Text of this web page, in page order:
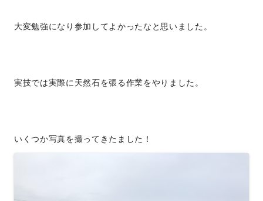
大変勉強になり参加してよかったなと思いました。
実技では実際に天然石を張る作業をやりました。
いくつか写真を撮ってきたました！